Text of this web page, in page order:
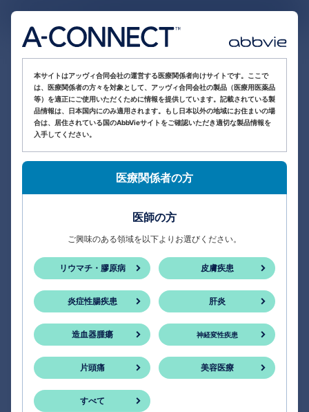
本サイトはアッヴィ合同会社の運営する医療関係者向けサイトです。ここで
は、医療関係者の方々を対象として、アッヴィ合同会社の製品（医療用医薬品
等）を適正にご使用いただくために情報を提供しています。記載されている製
品情報は、日本国内にのみ適用されます。もし日本以外の地域にお住まいの場
合は、居住されている国のAbbVieサイトをご確認いただき適切な製品情報を
入手してください。
医療関係者の方
医師の方
ご興味のある領域を以下よりお選びください。
リウマチ・膠原病 皮膚疾患
炎症性腸疾患 肝炎
造血器腫瘍 神経変性疾患
片頭痛 美容医療
すべて